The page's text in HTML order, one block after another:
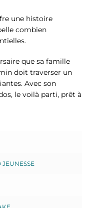
une histoire
combien
que sa famille
doit traverser un
Avec son
le voilà parti, prêt à